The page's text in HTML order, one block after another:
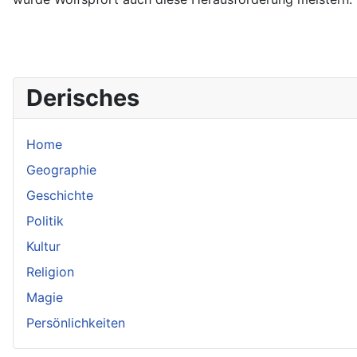
Derisches
Home
Geographie
Geschichte
Politik
Kultur
Religion
Magie
Persönlichkeiten